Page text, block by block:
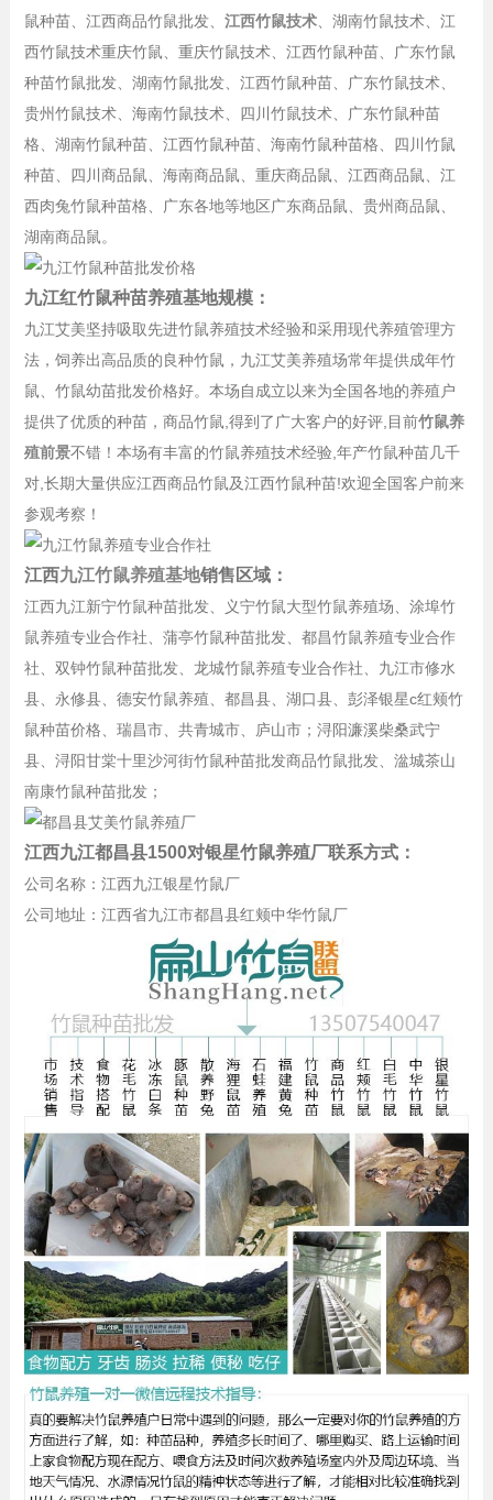
鼠种苗、江西商品竹鼠批发、 江西竹鼠技术、湖南竹鼠技术、江
西竹鼠技术重庆竹鼠、重庆竹鼠技术、江西竹鼠种苗、广东竹鼠
种苗竹鼠批发、湖南竹鼠批发、江西竹鼠种苗、广东竹鼠技术、
贵州竹鼠技术、海南竹鼠技术、四川竹鼠技术、广东竹鼠种苗
格、湖南竹鼠种苗、江西竹鼠种苗、海南竹鼠种苗格、四川竹鼠
种苗、四川商品鼠、海南商品鼠、重庆商品鼠、江西商品鼠、江
西肉兔竹鼠种苗格、广东各地等地区广东商品鼠、贵州商品鼠、
湖南商品鼠。
九江红竹鼠种苗养殖基地规模：
九江艾美坚持吸取先进竹鼠养殖技术经验和采用现代养殖管理方
法，饲养出高品质的良种竹鼠，九江艾美养殖场常年提供成年竹
鼠、竹鼠幼苗批发价格好。本场自成立以来为全国各地的养殖户
提供了优质的种苗，商品竹鼠,得到了广大客户的好评,目前竹鼠养
殖前景不错！本场有丰富的竹鼠养殖技术经验,年产竹鼠种苗几千
对,长期大量供应江西商品竹鼠及江西竹鼠种苗!欢迎全国客户前来
参观考察！
江西九江竹鼠养殖基地销售区域：
江西九江新宁竹鼠种苗批发、义宁竹鼠大型竹鼠养殖场、涂埠竹
鼠养殖专业合作社、蒲亭竹鼠种苗批发、都昌竹鼠养殖专业合作
社、双钟竹鼠种苗批发、龙城竹鼠养殖专业合作社、九江市修水
县、永修县、德安竹鼠养殖、都昌县、湖口县、彭泽银星c红颊竹
鼠种苗价格、瑞昌市、共青城市、庐山市；浔阳濂溪柴桑武宁
县、浔阳甘棠十里沙河街竹鼠种苗批发商品竹鼠批发、湓城茶山
南康竹鼠种苗批发；
江西九江都昌县1500对银星竹鼠养殖厂联系方式：
公司名称：江西九江银星竹鼠厂
公司地址：江西省九江市都昌县红颊中华竹鼠厂